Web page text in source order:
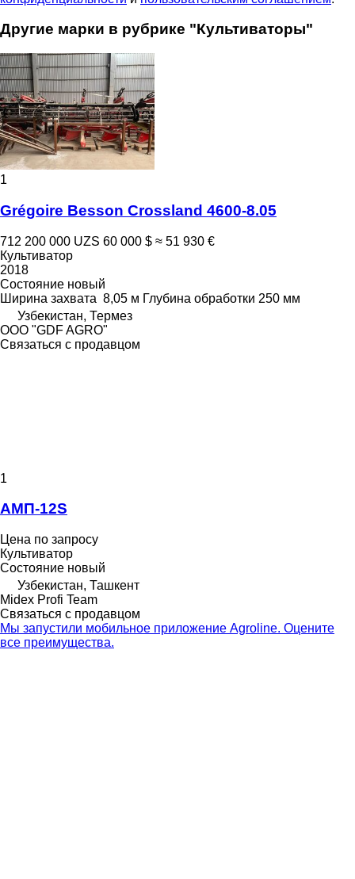
Другие марки в рубрике "Культиваторы"
1
Grégoire Besson Crossland 4600-8.05
712 200 000 UZS 60 000 $ ≈ 51 930 €
Культиватор
2018
Состояние новый
Ширина захвата 8,05 м Глубина обработки 250 мм
Узбекистан, Термез
ООО "GDF AGRO"
Связаться с продавцом
1
АМП-12S
Цена по запросу
Культиватор
Состояние новый
Узбекистан, Ташкент
Midex Profi Team
Связаться с продавцом
Мы запустили мобильное приложение Agroline. Оцените
все преимущества.